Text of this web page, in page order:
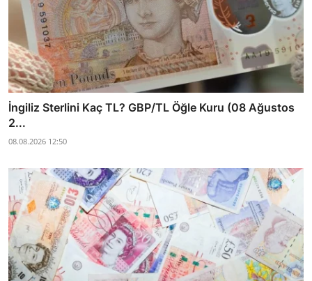
İngiliz Sterlini Kaç TL? GBP/TL Öğle Kuru (08 Ağustos
2...
08.08.2026 12:50